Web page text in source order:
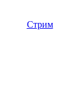
Стрим